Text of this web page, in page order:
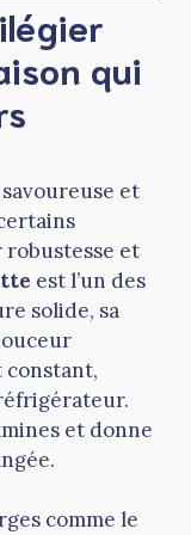
qui
et
et
est l’un des
solide, sa
et donne
comme le